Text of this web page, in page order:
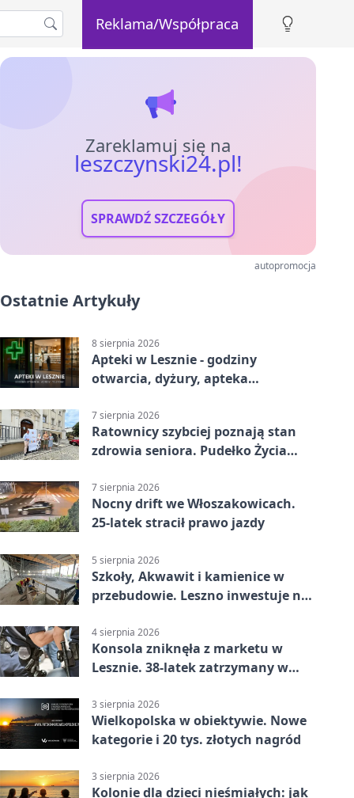
Reklama/Współpraca
Zareklamuj się na
leszczynski24.pl!
SPRAWDŹ SZCZEGÓŁY
autopromocja
Ostatnie Artykuły
8 sierpnia 2026
Apteki w Lesznie - godziny
otwarcia, dyżury, apteka
7 sierpnia 2026
Ratownicy szybciej poznają stan
zdrowia seniora. Pudełko Życia
7 sierpnia 2026
Nocny drift we Włoszakowicach.
25-latek stracił prawo jazdy
5 sierpnia 2026
Szkoły, Akwawit i kamienice w
przebudowie. Leszno inwestuje na
4 sierpnia 2026
Konsola zniknęła z marketu w
Lesznie. 38-latek zatrzymany w
3 sierpnia 2026
Wielkopolska w obiektywie. Nowe
kategorie i 20 tys. złotych nagród
3 sierpnia 2026
Kolonie dla dzieci nieśmiałych: jak